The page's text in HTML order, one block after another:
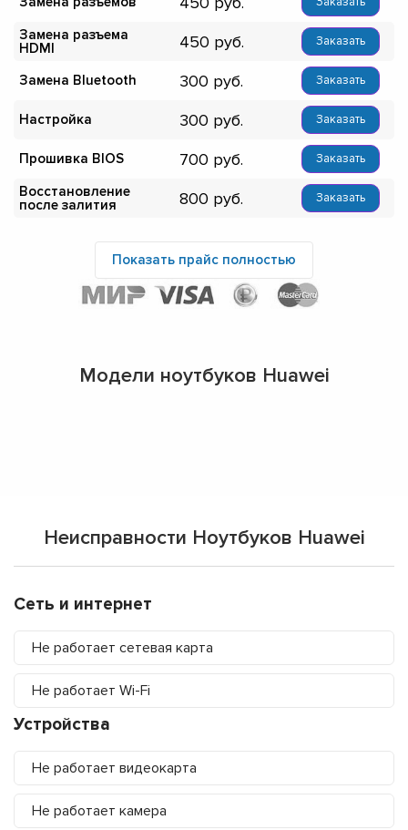
Замена разъема
HDMI
450 Заказать
Замена Bluetooth 300 Заказать
Настройка 300 Заказать
Прошивка BIOS 700 Заказать
Восстановление
после залития
800 Заказать
Показать прайс полностью
Модели ноутбуков Huawei
Неисправности Ноутбуков Huawei
Сеть и интернет
Не работает сетевая карта
Не работает Wi-Fi
Устройства
Не работает видеокарта
Не работает камера